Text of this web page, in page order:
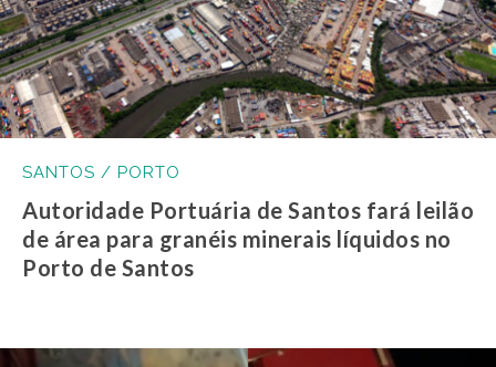
SANTOS / PORTO
Autoridade Portuária de Santos fará leilão
de área para granéis minerais líquidos no
Porto de Santos